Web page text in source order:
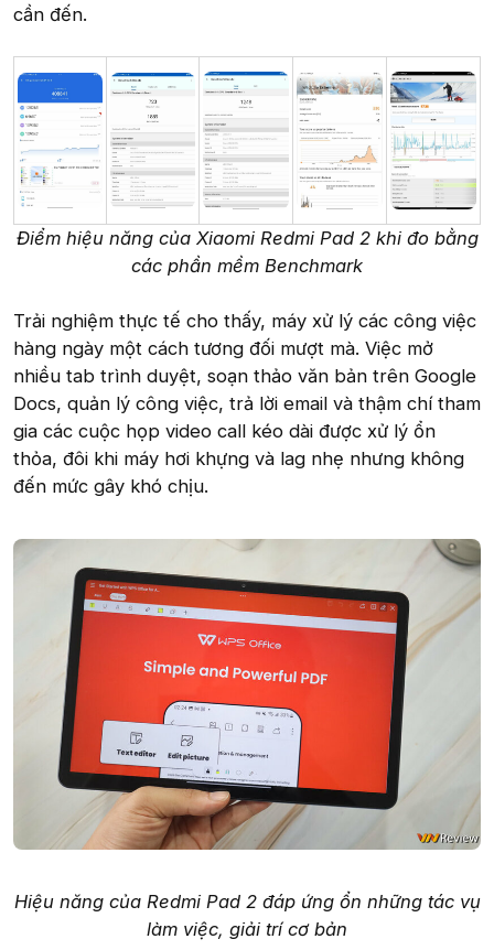
cần đến.
Điểm hiệu năng của Xiaomi Redmi Pad 2 khi đo bằng
các phần mềm Benchmark
Trải nghiệm thực tế cho thấy, máy xử lý các công việc
hàng ngày một cách tương đối mượt mà. Việc mở
nhiều tab trình duyệt, soạn thảo văn bản trên Google
Docs, quản lý công việc, trả lời email và thậm chí tham
gia các cuộc họp video call kéo dài được xử lý ổn
thỏa, đôi khi máy hơi khựng và lag nhẹ nhưng không
đến mức gây khó chịu.
Hiệu năng của Redmi Pad 2 đáp ứng ổn những tác vụ
làm việc, giải trí cơ bản